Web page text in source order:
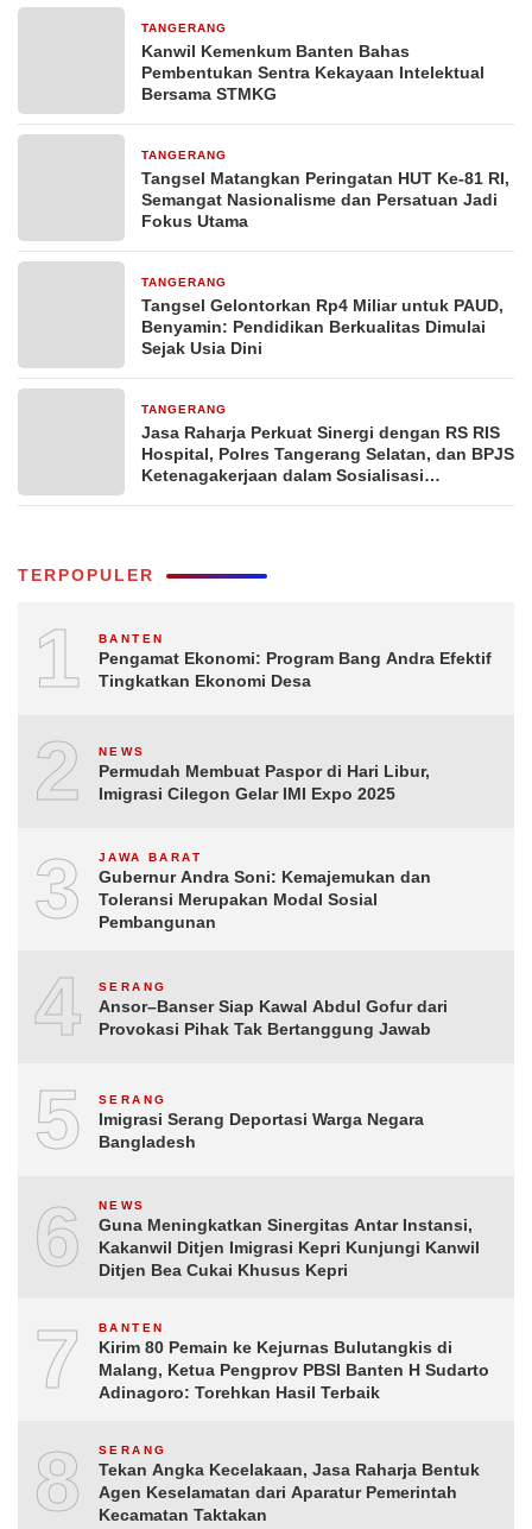
TANGERANG
Kanwil Kemenkum Banten Bahas
Pembentukan Sentra Kekayaan Intelektual
Bersama STMKG
TANGERANG
Tangsel Matangkan Peringatan HUT Ke-81 RI,
Semangat Nasionalisme dan Persatuan Jadi
Fokus Utama
TANGERANG
Tangsel Gelontorkan Rp4 Miliar untuk PAUD,
Benyamin: Pendidikan Berkualitas Dimulai
Sejak Usia Dini
TANGERANG
Jasa Raharja Perkuat Sinergi dengan RS RIS
Hospital, Polres Tangerang Selatan, dan BPJS
Ketenagakerjaan dalam Sosialisasi
TERPOPULER
1 BANTEN
Pengamat Ekonomi: Program Bang Andra Efektif
Tingkatkan Ekonomi Desa
2 NEWS
Permudah Membuat Paspor di Hari Libur,
Imigrasi Cilegon Gelar IMI Expo 2025
3 JAWA BARAT
Gubernur Andra Soni: Kemajemukan dan
Toleransi Merupakan Modal Sosial
Pembangunan
4 SERANG
Ansor–Banser Siap Kawal Abdul Gofur dari
Provokasi Pihak Tak Bertanggung Jawab
5 SERANG
Imigrasi Serang Deportasi Warga Negara
Bangladesh
6 NEWS
Guna Meningkatkan Sinergitas Antar Instansi,
Kakanwil Ditjen Imigrasi Kepri Kunjungi Kanwil
Ditjen Bea Cukai Khusus Kepri
7 BANTEN
Kirim 80 Pemain ke Kejurnas Bulutangkis di
Malang, Ketua Pengprov PBSI Banten H Sudarto
Adinagoro: Torehkan Hasil Terbaik
8 SERANG
Tekan Angka Kecelakaan, Jasa Raharja Bentuk
Agen Keselamatan dari Aparatur Pemerintah
Kecamatan Taktakan